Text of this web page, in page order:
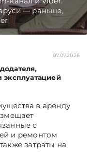
— раньше,
07.07.2026
в аренду
с
и ремонтом
затраты на